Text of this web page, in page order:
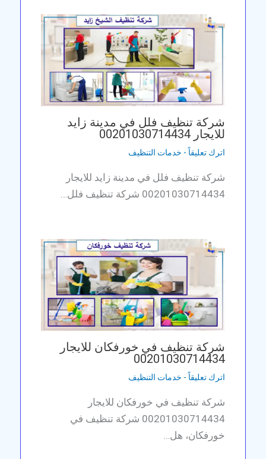
شركة تنظيف فلل في مدينة زايد
للايجار 00201030714434
اترك تعليقاً - خدمات التنظيف
شركة تنظيف فلل في مدينة زايد للايجار
00201030714434 شركة تنظيف فلل…
شركة تنظيف في خورفكان للايجار
00201030714434
اترك تعليقاً - خدمات التنظيف
شركة تنظيف في خورفكان للايجار
00201030714434 شركة تنظيف في
خورفكان، هل…